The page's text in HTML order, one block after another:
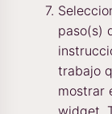
paso(s)
trabajo
mostrar